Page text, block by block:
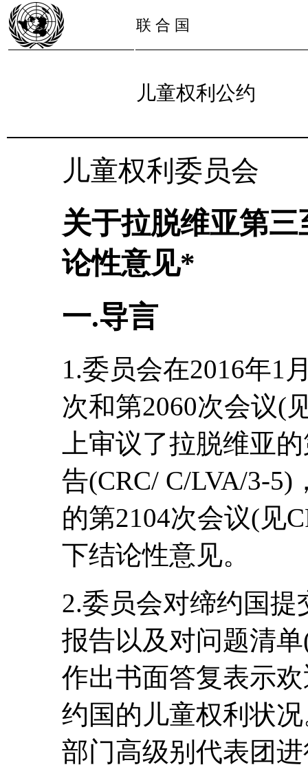
联 合 国
儿童权利公约
儿童权利委员会
关于拉脱维亚第
论性意见*
一.导言
1.委员会在2016年1
次和第2060次会议(
上审议了拉脱维亚
告(CRC/ C/LVA/3-5)
的第2104次会议(见
下结论性意见。
2.委员会对缔约国
报告以及对问题清
作出书面答复表示
约国的儿童权利状
部门高级别代表团